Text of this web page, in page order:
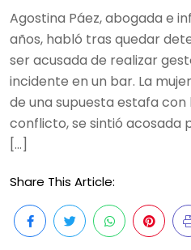
Agostina Páez, abogada e
años, habló tras quedar
ser acusada de realizar
incidente en un bar. La
de una supuesta estafa
conflicto, se sintió acosada
[…]
Share This Article: